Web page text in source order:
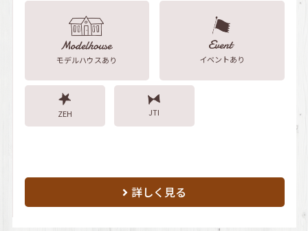
モデルハウスあり イベントあり
ZEH JTI
詳しく見る